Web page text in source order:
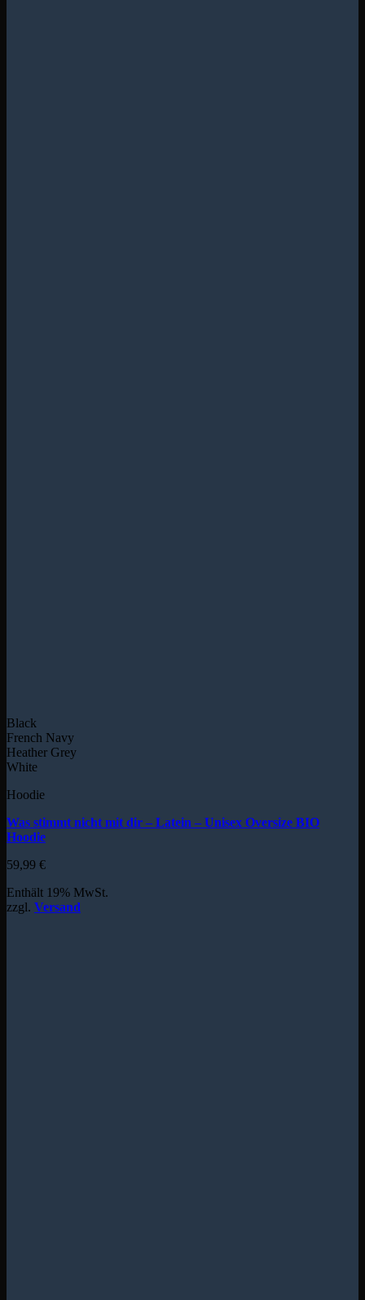
Black
French Navy
Heather Grey
White
Hoodie
Was stimmt nicht mit dir – Latein – Unisex Oversize BIO
Hoodie
59,99 €
Enthält 19% MwSt.
zzgl. Versand